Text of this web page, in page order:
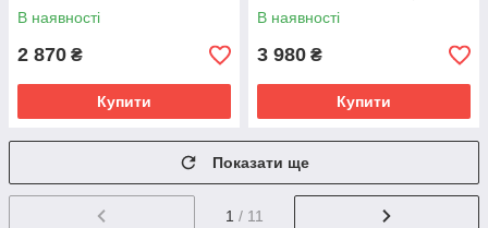
ЗІПІТУЙТЕ
В наявності
2 870 ₴
Купити
РОЗМІРИ ЗАПИТУЙТЕ
В наявності
3 980 ₴
Купити
Показати ще
1 / 11